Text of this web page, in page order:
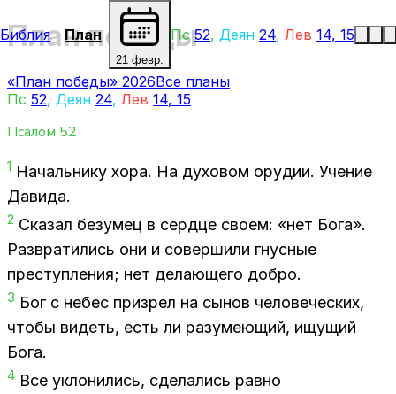
План победы
Библия План
21 февр.
Пс 52, Деян 24, Лев 14, 15
«План победы» 2026Все планы
Пс 52, Деян 24, Лев 14, 15
Псалом 52
1 На­чаль­ни­ку хора. На ду­хо­вом ору­дии. Уче­ние
Да­ви­да.
2 Ска­зал бе­зу­мец в серд­це сво­ем: «нет Бо­га».
Раз­вра­ти­лись они и со­вер­ши­ли гнус­ные
пре­ступ­ле­ния; нет де­ла­ю­ще­го доб­ро.
3 Бог с небес при­з­рел на сы­нов че­ло­ве­че­ских,
что­бы ви­деть, есть ли ра­зу­ме­ю­щий, ищу­щий
Бога.
4 Все укло­ни­лись, сде­ла­лись рав­но